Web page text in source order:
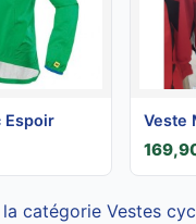
Espoir Veste
catégorie Vestes